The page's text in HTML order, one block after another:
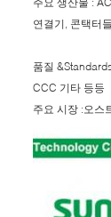
연결기, 콘택터
품질
CCC 기타 등등
주요 시장 :오스